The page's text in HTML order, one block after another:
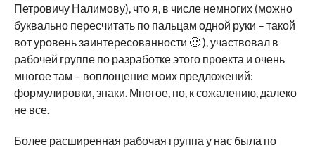
Петровичу Налимову), что я, в числе немногих (можно
буквально пересчитать по пальцам одной руки – такой
вот уровень заинтересованности 🙁 ), участвовал в
рабочей группе по разработке этого проекта и очень
многое там – воплощение моих предложений:
формулировки, знаки. Многое, но, к сожалению, далеко
не все.
Более расширенная рабочая группа у нас была по